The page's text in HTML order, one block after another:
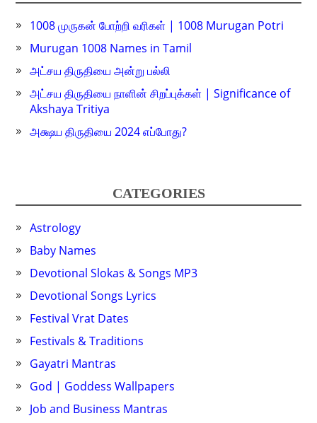
1008 முருகன் போற்றி வரிகள் | 1008 Murugan Potri
Murugan 1008 Names in Tamil
அட்சய திருதியை அன்று பல்லி
அட்சய திருதியை நாளின் சிறப்புக்கள் | Significance of
Akshaya Tritiya
அக்ஷய திருதியை 2024 எப்போது?
CATEGORIES
Astrology
Baby Names
Devotional Slokas & Songs MP3
Devotional Songs Lyrics
Festival Vrat Dates
Festivals & Traditions
Gayatri Mantras
God | Goddess Wallpapers
Job and Business Mantras